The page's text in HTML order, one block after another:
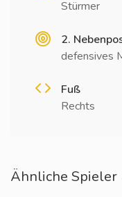
Stürmer
2.
defensives
Fuß
Rechts
Ähnliche Spieler